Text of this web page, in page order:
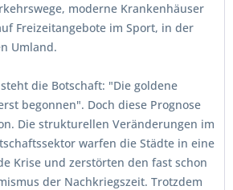
moderne Krankenhäuser
Freizeitangebote im Sport, in der
Umland.
die Botschaft: "Die goldene
begonnen". Doch diese Prognose
Die strukturellen Veränderungen im
warfen die Städte in eine
Krise und zerstörten den fast schon
der Nachkriegszeit. Trotzdem